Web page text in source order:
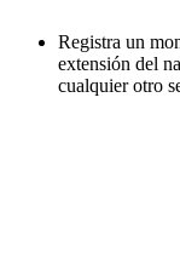
Registra un
extensión del
cualquier otro